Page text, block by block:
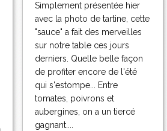
Simplement présentée hier
avec la photo de tartine, cette
"sauce" a fait des merveilles
sur notre table ces jours
derniers. Quelle belle façon
de profiter encore de l'été
qui s'estompe... Entre
tomates, poivrons et
aubergines, on a un tiercé
gagnant....